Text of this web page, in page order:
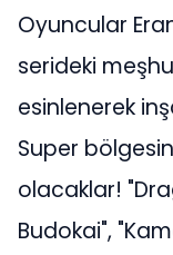
Oyuncular
serideki
esinlenerek
Super
olacaklar!
Budokai",